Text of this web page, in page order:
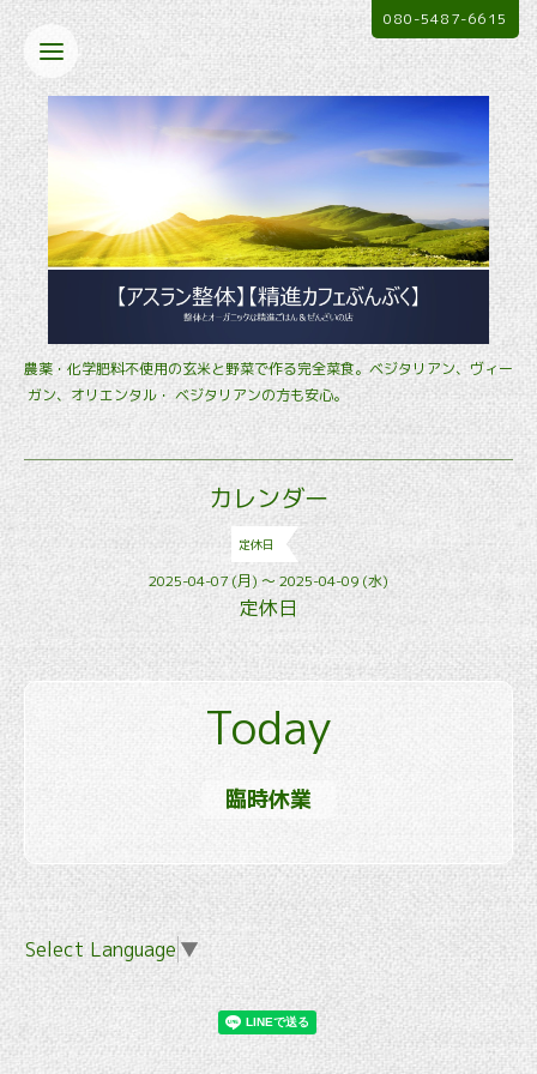
農薬・化学肥料不使用の玄米と野菜で作る完全菜食。ベジタリアン、ヴィー
ガン、オリエンタル・ ベジタリアンの方も安心。
080-5487-6615
カレンダー
定休日
2025-04-07 (月) ～ 2025-04-09 (水)
定休日
Today
臨時休業
Select Language ▼